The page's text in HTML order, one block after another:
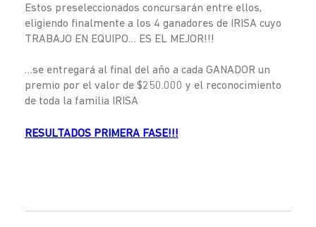
Estos preseleccionados concursarán entre ellos,
eligiendo finalmente a los 4 ganadores de IRISA cuyo
TRABAJO EN EQUIPO… ES EL MEJOR!!!
…se entregará al final del año a cada GANADOR un
premio por el valor de $250.000 y el reconocimiento
de toda la familia IRISA
RESULTADOS PRIMERA FASE!!!